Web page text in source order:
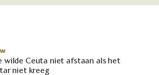
wilde Ceuta niet afstaan als het
niet kreeg